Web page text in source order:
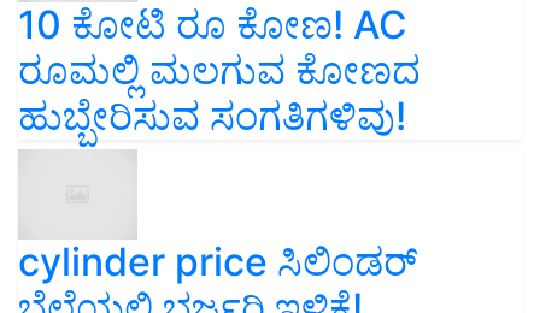
10 ಕೋಟಿ ರೂ ಕೋಣ! AC
ರೂಮಲ್ಲಿ ಮಲಗುವ ಕೋಣದ
ಹುಬ್ಬೇರಿಸುವ ಸಂಗತಿಗಳಿವು!
cylinder price ಸಿಲಿಂಡರ್‌